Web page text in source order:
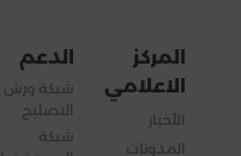
الدعم
شبكة ورش
التصليح
شبكة
المركز
الاعلامي
الأخبار
المدونات